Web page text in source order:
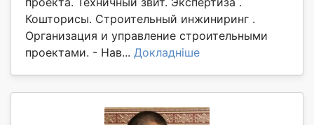
Кошторисы. Строительный инжиниринг .
Организация и управление строительными
проектами. - Нав... Докладніше